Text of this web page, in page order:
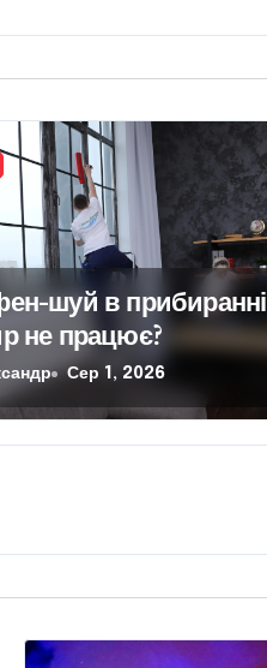
шуй в прибиранні
не працює?
Сер 1, 2026